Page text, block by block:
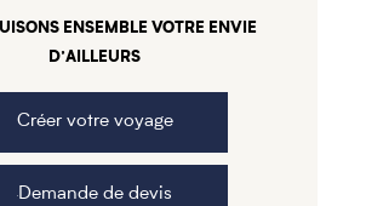
ENSEMBLE VOTRE ENVIE
D’AILLEURS
Créer votre voyage
Demande de devis